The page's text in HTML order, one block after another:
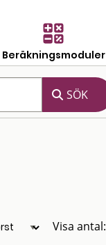
Beräkningsmoduler
Visa antal: